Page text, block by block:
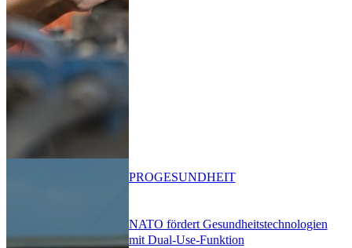
NATO fördert Gesundheitstechnologien
mit Dual-Use-Funktion
PROGESUNDHEIT